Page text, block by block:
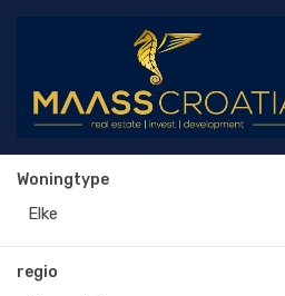
Woningtype
Elke
regio